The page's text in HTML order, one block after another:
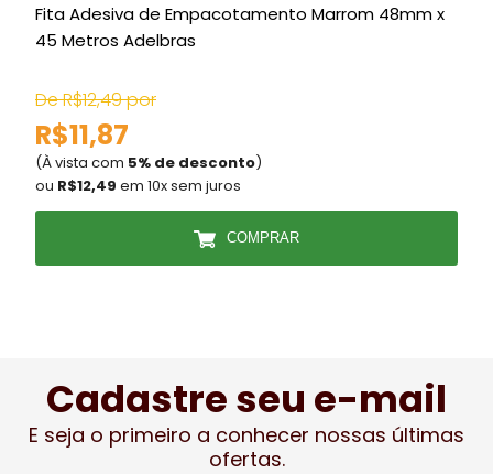
Fita Adesiva de Empacotamento Marrom 48mm x
45 Metros Adelbras
De R$12,49 por
R$11,87
(À vista com 5% de desconto)
ou R$12,49 em 10x sem juros
COMPRAR
Cadastre seu e-mail
E seja o primeiro a conhecer nossas últimas
ofertas.